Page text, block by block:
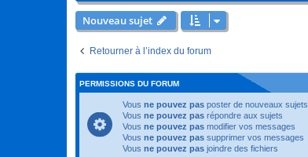
Nouveau sujet
Retourner à l’index du forum
PERMISSIONS DU FORUM
Vous ne pouvez pas poster de nouveaux sujets
Vous ne pouvez pas répondre aux sujets
Vous ne pouvez pas modifier vos messages
Vous ne pouvez pas supprimer vos messages
Vous ne pouvez pas joindre des fichiers